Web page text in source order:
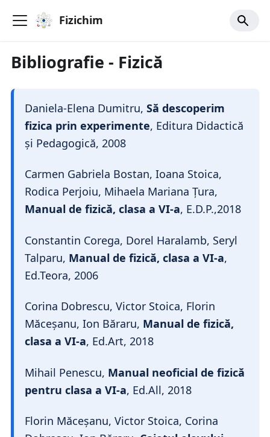
Fizichim
Bibliografie - Fizică
Daniela-Elena Dumitru, Să descoperim
fizica prin experimente, Editura Didactică
și Pedagogică, 2008
Carmen Gabriela Bostan, Ioana Stoica,
Rodica Perjoiu, Mihaela Mariana Țura,
Manual de fizică, clasa a VI-a, E.D.P.,2018
Constantin Corega, Dorel Haralamb, Seryl
Talparu, Manual de fizică, clasa a VI-a,
Ed.Teora, 2006
Corina Dobrescu, Victor Stoica, Florin
Măceșanu, Ion Băraru, Manual de fizică,
clasa a VI-a, Ed.Art, 2018
Mihail Penescu, Manual neoficial de fizică
pentru clasa a VI-a, Ed.All, 2018
Florin Măceșanu, Victor Stoica, Corina